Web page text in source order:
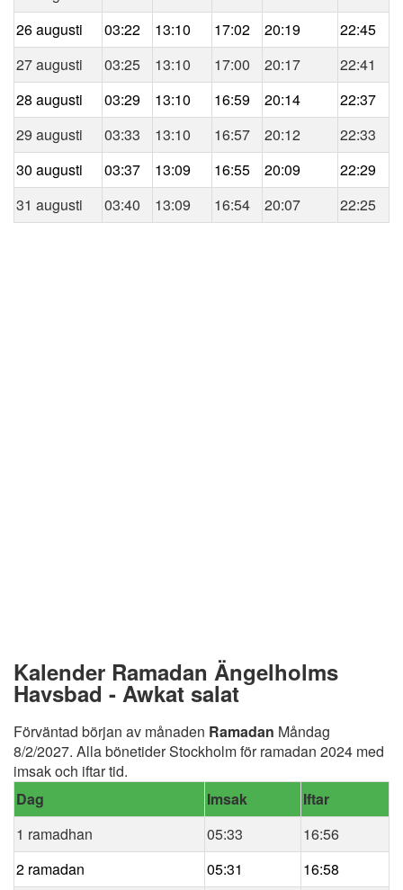
26 augusti
03:22 13:10 17:02 20:19
22:45
27 augusti
03:25 13:10 17:00 20:17
22:41
28 augusti
03:29 13:10 16:59 20:14
22:37
29 augusti
03:33 13:10 16:57 20:12
22:33
30 augusti
03:37 13:09 16:55 20:09
22:29
31 augusti
03:40 13:09 16:54 20:07 22:25
Kalender Ramadan Ängelholms
Havsbad - Awkat salat
Förväntad början av månaden Ramadan Måndag
8/2/2027. Alla bönetider Stockholm för ramadan 2024 med
imsak och iftar tid.
Dag
Imsak
Iftar
1 ramadhan
05:33
16:56
2 ramadan
05:31
16:58